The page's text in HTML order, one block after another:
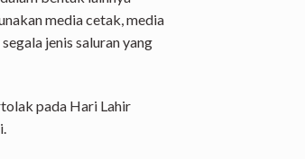
media cetak, media
jenis saluran yang
pada Hari Lahir